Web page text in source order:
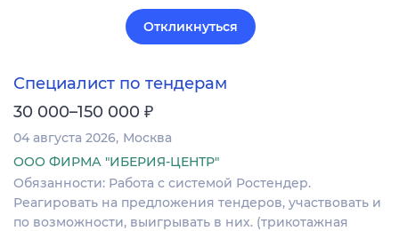
Откликнуться
Специалист по тендерам
30 000–150 000 ₽
04 августа 2026 Москва
ООО ФИРМА "ИБЕРИЯ-ЦЕНТР"
Обязанности: Работа с системой Ростендер.
Реагировать на предложения тендеров, участвовать и
по возможности, выигрывать в них. (трикотажная